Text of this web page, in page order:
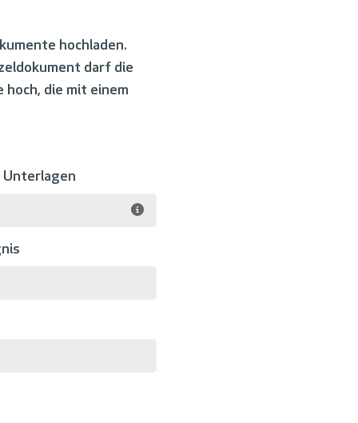
hochladen.
darf die
hoch, die mit einem